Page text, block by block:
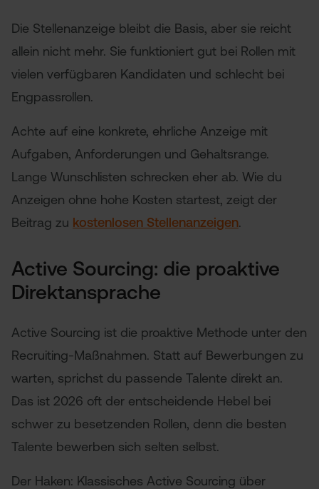
Die Stellenanzeige bleibt die Basis, aber sie reicht
allein nicht mehr. Sie funktioniert gut bei Rollen mit
vielen verfügbaren Kandidaten und schlecht bei
Engpassrollen.
Achte auf eine konkrete, ehrliche Anzeige mit
Aufgaben, Anforderungen und Gehaltsrange.
Lange Wunschlisten schrecken eher ab. Wie du
Anzeigen ohne hohe Kosten startest, zeigt der
Beitrag zu kostenlosen Stellenanzeigen.
Active Sourcing: die proaktive
Direktansprache
Active Sourcing ist die proaktive Methode unter den
Recruiting-Maßnahmen. Statt auf Bewerbungen zu
warten, sprichst du passende Talente direkt an.
Das ist 2026 oft der entscheidende Hebel bei
schwer zu besetzenden Rollen, denn die besten
Talente bewerben sich selten selbst.
Der Haken: Klassisches Active Sourcing über